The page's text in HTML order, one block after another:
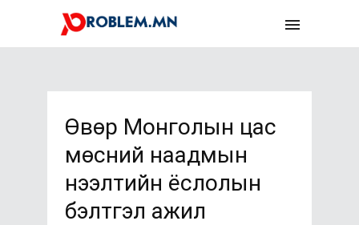
Өвөр Монголын цас
мөсний наадмын
нээлтийн ёслолын
бэлтгэл ажил